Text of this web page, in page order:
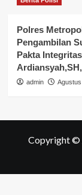
Polres
Pengambilan
Pakta
admin
Copyright ©